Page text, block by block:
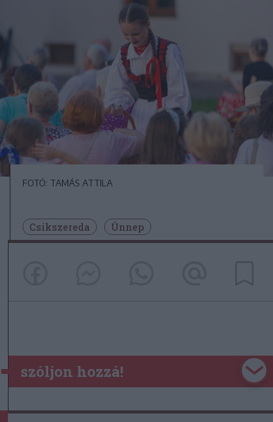
FOTÓ: TAMÁS ATTILA
Csíkszereda Ünnep
szóljon hozzá!